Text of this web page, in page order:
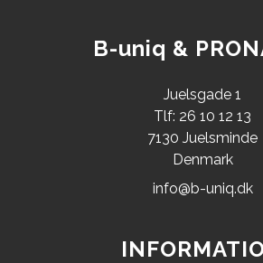
B-uniq &
Juelsgade 1
Tlf: 26 10 12 13
7130 Juelsminde
Denmark
info@b-uniq.dk